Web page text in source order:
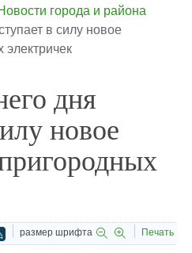
города и района
в силу новое
дня
новое
размер шрифта Печать